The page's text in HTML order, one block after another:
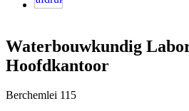
Waterbouwkundig
Hoofdkantoor
Berchemlei 115